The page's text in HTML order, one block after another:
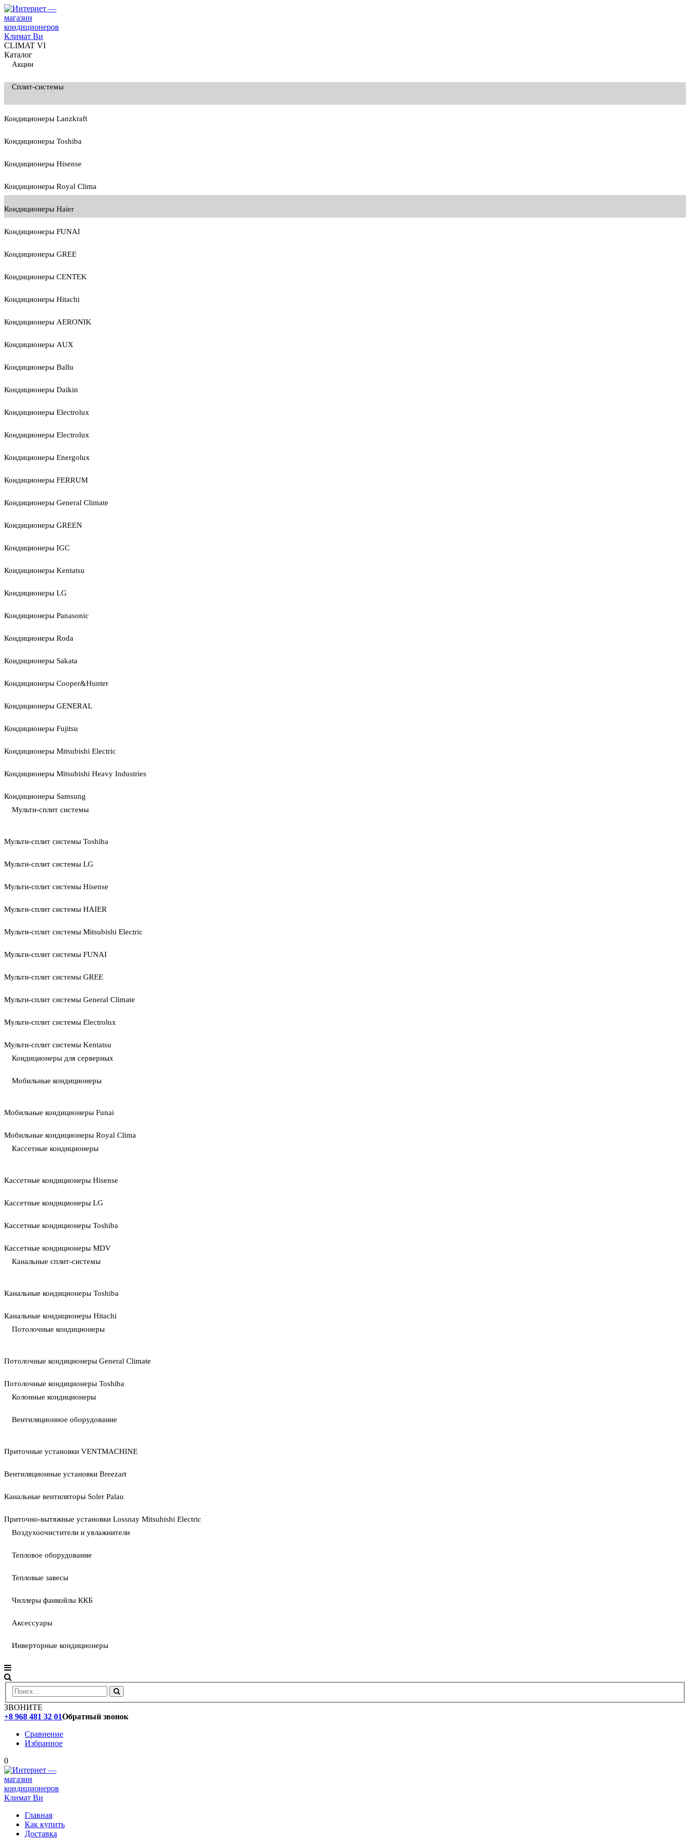
CLIMAT VI
Каталог
Акции
Сплит-системы
Кондиционеры Lanzkraft
Кондиционеры Toshiba
Кондиционеры Hisense
Кондиционеры Royal Clima
Кондиционеры Haier
Кондиционеры FUNAI
Кондиционеры GREE
Кондиционеры CENTEK
Кондиционеры Hitachi
Кондиционеры AERONIK
Кондиционеры AUX
Кондиционеры Ballu
Кондиционеры Daikin
Кондиционеры Electrolux
Кондиционеры Electrolux
Кондиционеры Energolux
Кондиционеры FERRUM
Кондиционеры General Climate
Кондиционеры GREEN
Кондиционеры IGC
Кондиционеры Kentatsu
Кондиционеры LG
Кондиционеры Panasonic
Кондиционеры Roda
Кондиционеры Sakata
Кондиционеры Cooper&Hunter
Кондиционеры GENERAL
Кондиционеры Fujitsu
Кондиционеры Mitsubishi Electric
Кондиционеры Mitsubishi Heavy Industries
Кондиционеры Samsung
Мульти-сплит системы
Мульти-сплит системы Toshiba
Мульти-сплит системы LG
Мульти-сплит системы Hisense
Мульти-сплит системы HAIER
Мульти-сплит системы Mitsubishi Electric
Мульти-сплит системы FUNAI
Мульти-сплит системы GREE
Мульти-сплит системы General Climate
Мульти-сплит системы Electrolux
Мульти-сплит системы Kentatsu
Кондиционеры для серверных
Мобильные кондиционеры
Мобильные кондиционеры Funai
Мобильные кондиционеры Royal Clima
Кассетные кондиционеры
Кассетные кондиционеры Hisense
Кассетные кондиционеры LG
Кассетные кондиционеры Toshiba
Кассетные кондиционеры MDV
Канальные сплит-системы
Канальные кондиционеры Toshiba
Канальные кондиционеры Hitachi
Потолочные кондиционеры
Потолочные кондиционеры General Climate
Потолочные кондиционеры Toshiba
Колонные кондиционеры
Вентиляционное оборудование
Приточные установки VENTMACHINE
Вентиляционные установки Breezart
Канальные вентиляторы Soler Palau
Приточно-вытяжные установки Lossnay Mitsubishi Electric
Воздухоочистители и увлажнители
Тепловое оборудование
Тепловые завесы
Чиллеры фанкойлы ККБ
Аксессуары
Инверторные кондиционеры
ЗВОНИТЕ
+8 968 481 32 01Обратный звонок
Сравнение
Избранное
0
Главная
Как купить
Доставка